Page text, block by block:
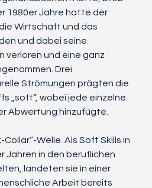
1980er Jahre hatte der
Wirtschaft und das
und dabei seine
verloren und eine ganz
Drei
Strömungen prägten die
„soft“, wobei jede einzelne
Abwertung hinzufügte.
Welle. Als Soft Skills in
Jahren in den beruflichen
landeten sie in einer
Arbeit bereits